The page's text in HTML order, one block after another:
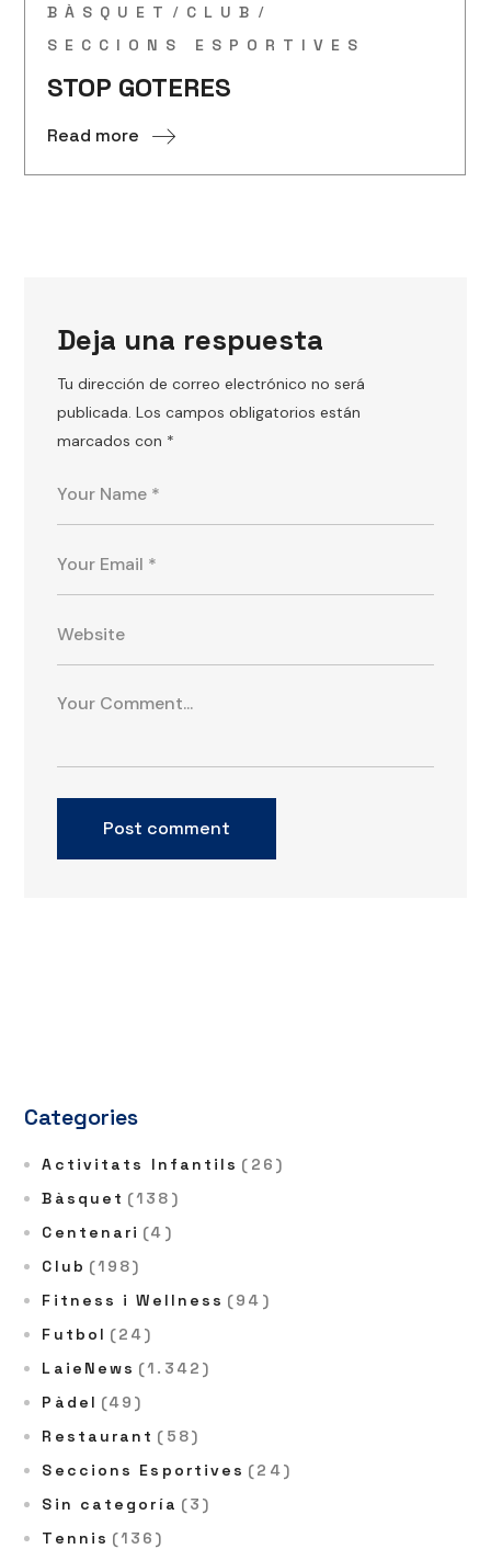
BÀSQUET
CLUB
SECCIONS ESPORTIVES
STOP GOTERES
Read more
Deja una respuesta
Tu dirección de correo electrónico no será
publicada. Los campos obligatorios están
marcados con *
Categories
Activitats Infantils (26)
Bàsquet (138)
Centenari (4)
Club (198)
Fitness i Wellness (94)
Futbol (24)
LaieNews (1.342)
Pàdel (49)
Restaurant (58)
Seccions Esportives (24)
Sin categoría (3)
Tennis (136)